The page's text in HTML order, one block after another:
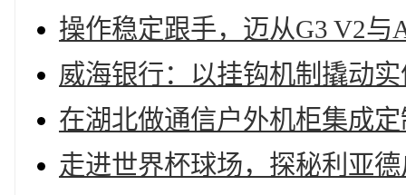
操作稳定跟手，迈从G3 V2与
威海银行：以挂钩机制撬动
在湖北做通信户外机柜集成
走进世界杯球场，探秘利亚